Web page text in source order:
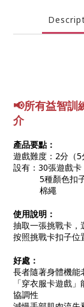
📢所有益智訓
介
產品要點：
遊戲難度：2分（5
設有：30張遊戲卡
5種顏色扣
棉繩
使用說明：
抽取一張挑戰卡，
按照挑戰卡扣子位
好處：
長者隨著身體機能
「穿衣服卡遊戲
協調性